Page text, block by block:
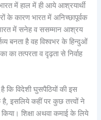
में हाल में ही आये आश्रयार्थी
के कारण भारत में अनिच्छापूर्वक
में सनेह व ससम्मान आश्रय
बनता है वह विश्वभर के हिन्दुओं
का तत्परता व दृढ़ता से निर्वाह
विदेशी घुसपैठियों की इस
इसलिये कहीं पर कुछ तत्त्वों ने
शिक्षा अथवा कमाई के लिये